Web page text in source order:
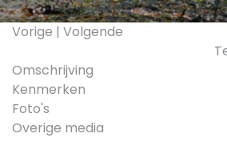
Vorige | Volgende
Omschrijving
Kenmerken
Foto's
Overige media